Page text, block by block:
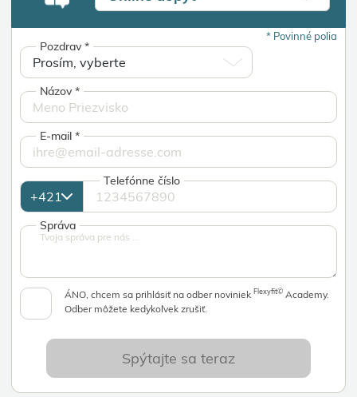
*Povinné polia
Pozdrav*
Názov*
E-mail*
Telefónne číslo
Správa
ÁNO, chcem sa prihlásiť na odber noviniekFlexyfit© Academy.
Odber môžete kedykoľvek zrušiť.
Spýtajte sa teraz